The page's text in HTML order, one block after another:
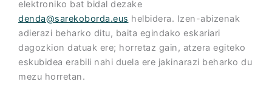
elektroniko bat bidal dezake
denda@sarekoborda.eus helbidera. Izen-abizenak
adierazi beharko ditu, baita egindako eskariari
dagozkion datuak ere; horretaz gain, atzera egiteko
eskubidea erabili nahi duela ere jakinarazi beharko du
mezu horretan.